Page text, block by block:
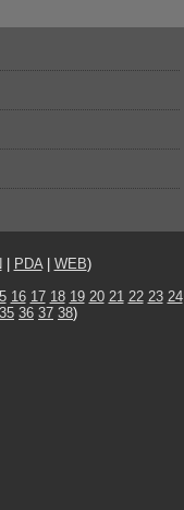
| PDA| WEB)
16 17 18 19 20 21 22 23 24
35 36 37 38)